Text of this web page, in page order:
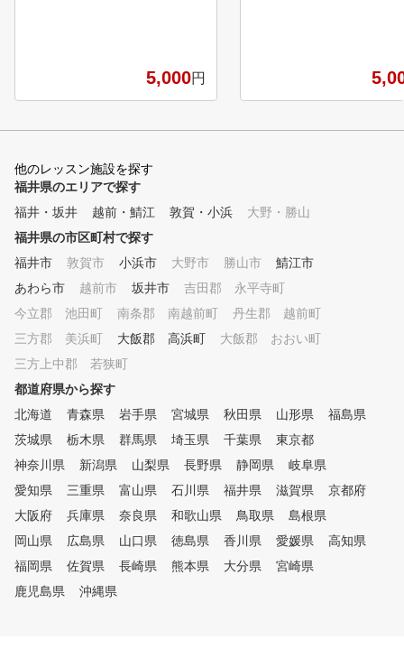
5,000円
ゴルフを始めてみたい、
やってみたが全くれてる
他のレッスン施設を探す
福井県のエリアで探す
福井・坂井
越前・鯖江 敦賀・小浜
大野・勝山
福井県の市区町村で探す
福井市
敦賀市 小浜市 大野市 勝山市
鯖江市
あわら市
越前市 坂井市
吉田郡 永平寺町
今立郡 池田町
南条郡 南越前町
丹生郡 越前町
三方郡 美浜町
大飯郡 高浜町
大飯郡 おおい町
三方上中郡 若狭町
都道府県から探す
北海道
青森県 岩手県 宮城県 秋田県 山形県
福島県
茨城県
栃木県 群馬県 埼玉県 千葉県
東京都
神奈川県
新潟県 山梨県 長野県 静岡県
岐阜県
愛知県
三重県 富山県 石川県 福井県 滋賀県
京都府
大阪府
兵庫県 奈良県 和歌山県 鳥取県
島根県
岡山県
広島県 山口県 徳島県 香川県 愛媛県
高知県
福岡県
佐賀県 長崎県 熊本県 大分県
宮崎県
鹿児島県
沖縄県